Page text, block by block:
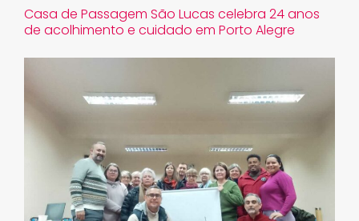
Casa de Passagem São Lucas celebra 24 anos
de acolhimento e cuidado em Porto Alegre